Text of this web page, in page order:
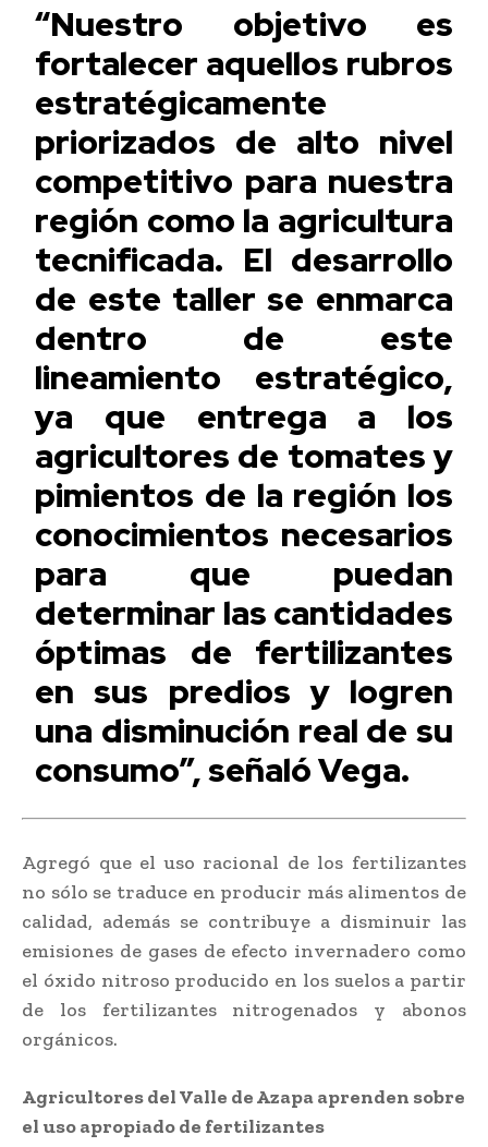
“Nuestro objetivo es
fortalecer aquellos rubros
estratégicamente
priorizados de alto nivel
competitivo para nuestra
región como la agricultura
tecnificada. El desarrollo
de este taller se enmarca
dentro de este
lineamiento estratégico,
ya que entrega a los
agricultores de tomates y
pimientos de la región los
conocimientos necesarios
para que puedan
determinar las cantidades
óptimas de fertilizantes
en sus predios y logren
una disminución real de su
consumo”, señaló Vega.
Agregó que el uso racional de los fertilizantes
no sólo se traduce en producir más alimentos de
calidad, además se contribuye a disminuir las
emisiones de gases de efecto invernadero como
el óxido nitroso producido en los suelos a partir
de los fertilizantes nitrogenados y abonos
orgánicos.
Agricultores del Valle de Azapa aprenden sobre
el uso apropiado de fertilizantes